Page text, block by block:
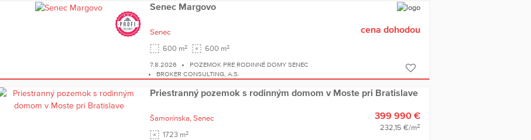
Senec Margovo
Senec
600 m2 600 m2
cena dohodou
7.8.2026
POZEMOK PRE RODINNÉ DOMY SENEC
BROKER CONSULTING, A.S.
Priestranný pozemok s rodinným domom v Moste pri Bratislave
Šamorínska, Senec
1723 m2
399 990 €
232,15 €/m2